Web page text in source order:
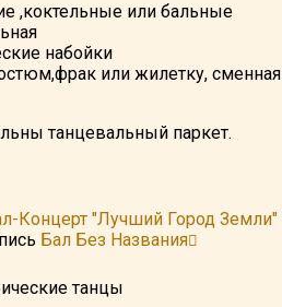
,коктельные или бальные
набойки
или жилетку, сменная
танцевальный паркет.
Концерт "Лучший Город Земли"
Бал Без Названия
танцы